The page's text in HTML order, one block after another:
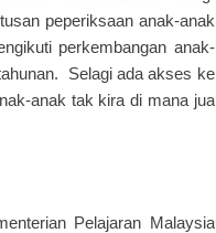
peperiksaan anak-anak
perkembangan anak-
Selagi ada akses ke
anak tak kira di mana jua
Pelajaran Malaysia